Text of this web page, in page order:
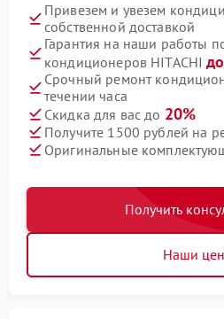
Привезем и увезем
собственной доставкой
Гарантия на наши работы
кондиционеров HITACHI
Срочный ремонт
течении часа
Скидка для вас до 20%
Получите 1500 рублей на
Оригинальные
Получить
Наши